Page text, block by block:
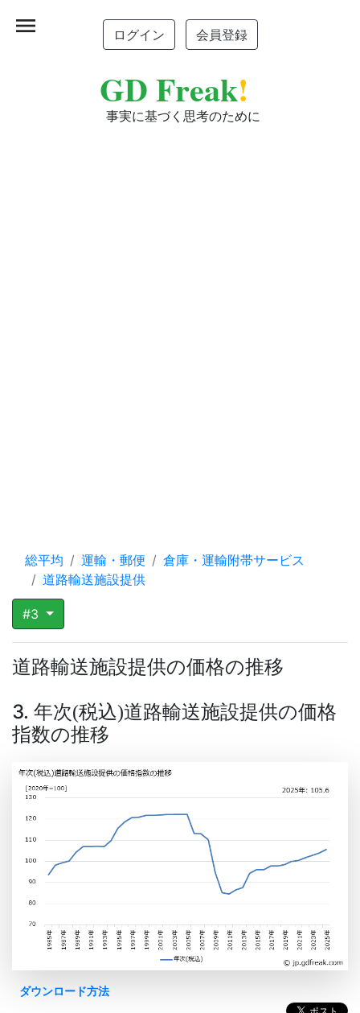
ログイン 会員登録
GD Freak!
事実に基づく思考のために
menu
総平均 運輸・郵便
倉庫・運輸附帯サービス
道路輸送施設提供
#3
道路輸送施設提供の価格の推移
3. 年次(税込)道路輸送施設提供の価格
指数の推移
ダウンロード方法